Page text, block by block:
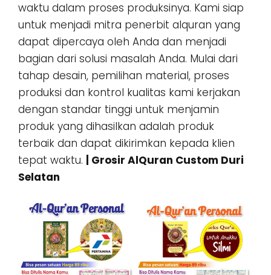
waktu dalam proses produksinya. Kami siap
untuk menjadi mitra penerbit alquran yang
dapat dipercaya oleh Anda dan menjadi
bagian dari solusi masalah Anda. Mulai dari
tahap desain, pemilihan material, proses
produksi dan kontrol kualitas kami kerjakan
dengan standar tinggi untuk menjamin
produk yang dihasilkan adalah produk
terbaik dan dapat dikirimkan kepada klien
tepat waktu.
| Grosir AlQuran Custom Duri
Selatan